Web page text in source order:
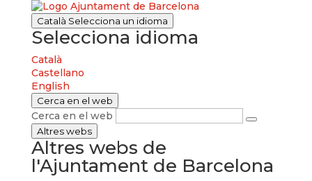
Català Selecciona un idioma
Selecciona idioma
Català
Castellano
English
Cerca en el web
Cerca en el web
Altres webs
Altres webs de
l'Ajuntament de Barcelona